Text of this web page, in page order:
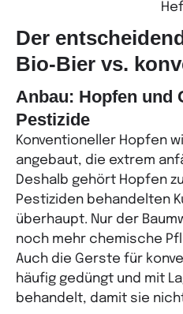
Der
Bio-Bier vs.
Anbau: Hopfen und
Pestizide
Konventioneller Hopfen
angebaut, die extrem
Deshalb gehört Hopfen
Pestiziden behandelten
überhaupt. Nur der
noch mehr chemische
Auch die Gerste für
häufig gedüngt und mit
behandelt, damit sie